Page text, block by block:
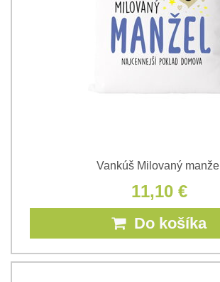
Vankúš Milovaný manžel
11,10 €
Do košíka